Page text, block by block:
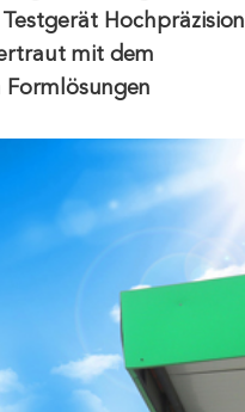
Hochpräzision
mit dem